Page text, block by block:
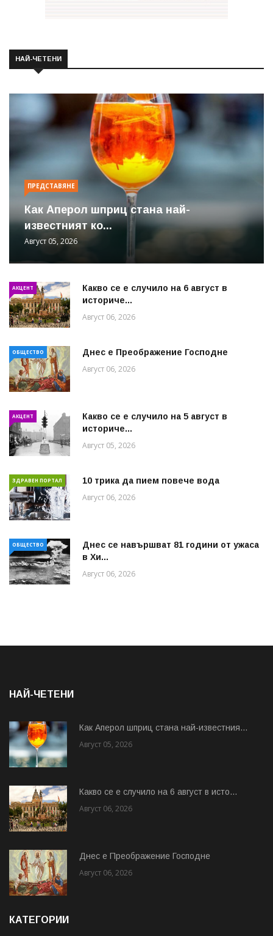
НАЙ-ЧЕТЕНИ
ПРЕДСТАВЯНЕ
Как Аперол шприц стана най-
известният ко...
Август 05, 2026
АКЦЕНТ
Какво се е случило на 6 август в
историче...
Август 06, 2026
ОБЩЕСТВО Днес е Преображение Господне
Август 06, 2026
АКЦЕНТ
Какво се е случило на 5 август в
историче...
Август 05, 2026
ЗДРАВЕН ПОРТАЛ 10 трика да пием повече вода
Август 06, 2026
ОБЩЕСТВО
Днес се навършват 81 години от ужаса
в Хи...
Август 06, 2026
НАЙ-ЧЕТЕНИ
Как Аперол шприц стана най-известния...
Август 05, 2026
Какво се е случило на 6 август в исто...
Август 06, 2026
Днес е Преображение Господне
Август 06, 2026
КАТЕГОРИИ